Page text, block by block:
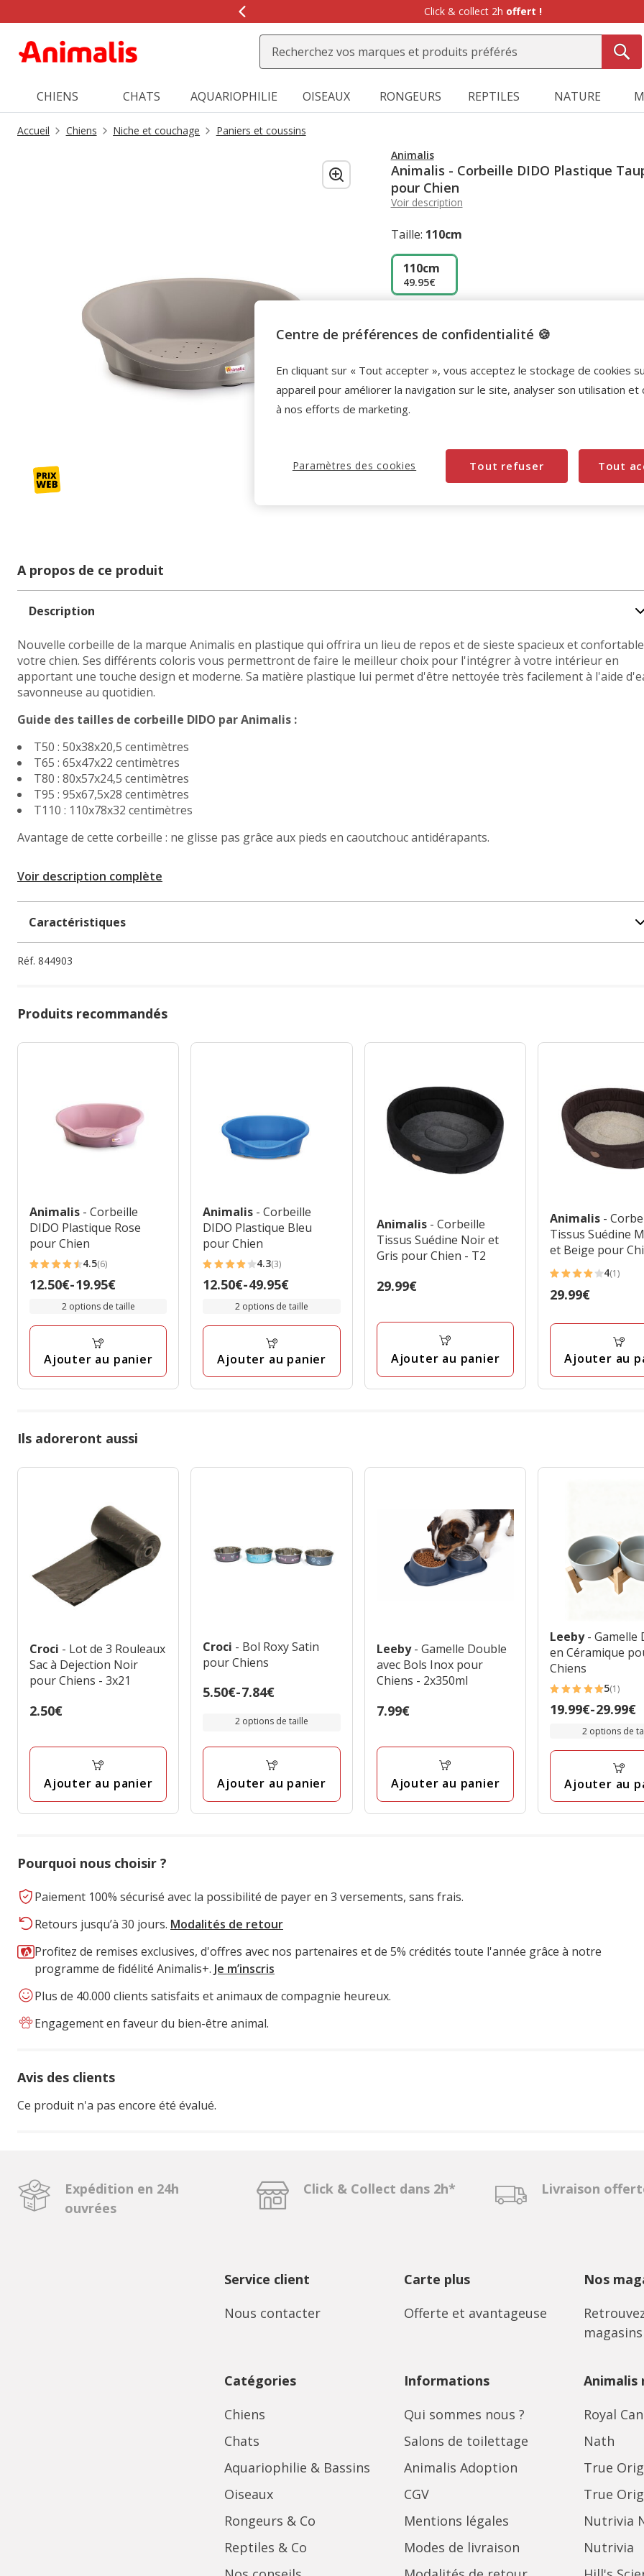
de
message,
Click & collect 2h offert !
CHIENS CHATS AQUARIOPHILIE OISEAUX RONGEURS REPTILES NATURE
Accueil Chiens Niche et couchage
Paniers et coussins
Animalis
Animalis - Corbeille DIDO Plastique
pour Chien
Voir description
Taille: 110cm
110cm
49.95€
A propos de ce produit
Description
Nouvelle corbeille de la marque Animalis en plastique qui offrira un lieu de repos et de sieste spacieux et
votre chien. Ses différents coloris vous permettront de faire le meilleur choix pour l'intégrer à votre intérieur en
apportant une touche design et moderne. Sa matière plastique lui permet d'être nettoyée très facilement à l'aide
savonneuse au quotidien.
Guide des tailles de corbeille DIDO par Animalis :
T50 : 50x38x20,5 centimètres
T65 : 65x47x22 centimètres
T80 : 80x57x24,5 centimètres
T95 : 95x67,5x28 centimètres
T110 : 110x78x32 centimètres
Avantage de cette corbeille : ne glisse pas grâce aux pieds en caoutchouc antidérapants.
Voir description complète
Caractéristiques
Réf. 844903
Produits recommandés
Animalis - Corbeille
DIDO Plastique Rose
pour Chien
4.5
étoiles
6
4.5(6)
Prix
à
19.95€
12.50€-19.95€
2 options de taille
Ajouter au panier
Animalis - Corbeille
DIDO Plastique Bleu
pour Chien
4.3
étoiles
3
4.3(3)
Prix
à
49.95€
12.50€-49.95€
2 options de taille
Ajouter au panier
Animalis - Corbeille
Tissus Suédine Noir et
Gris pour Chien - T2
Prix
29.99€
Ajouter au panier
Animalis -
Tissus Suédine
et Beige pour
4
étoiles
1
4(1)
Prix
29.99€
Ajouter au
Ils adoreront aussi
Croci - Lot de 3 Rouleaux
Sac à Dejection Noir
pour Chiens - 3x21
Prix
2.50€
Ajouter au panier
Croci - Bol Roxy Satin
pour Chiens
Prix
à
5.50€-7.84€
2 options de taille
Ajouter au panier
Leeby- Gamelle Double
avec Bols Inox pour
Chiens - 2x350ml
Prix
7.99€
Ajouter au panier
Leeby- Gamelle
en Céramique
Chiens
5
étoiles
1
5(1)
Prix
à
29.99€
19.99€-29.99€
2 options de
Ajouter au
Pourquoi nous choisir ?
Paiement 100% sécurisé avec la possibilité de payer en 3 versements, sans frais.
Retours jusqu’à 30 jours. Modalités de retour
Profitez de remises exclusives, d'offres avec nos partenaires et de 5% crédités toute l'année grâce à notre
programme de fidélité Animalis+. Je m’inscris
Plus de 40.000 clients satisfaits et animaux de compagnie heureux.
Engagement en faveur du bien-être animal.
Avis des clients
Ce produit n'a pas encore été évalué.
Expédition en 24h
ouvrées
Click & Collect dans 2h* Livraison
Service client
Nous contacter
Carte plus
Offerte et avantageuse
Nos
magasins
Catégories
Chiens
Chats
Aquariophilie & Bassins
Oiseaux
Rongeurs & Co
Reptiles & Co
Informations
Qui sommes nous ?
Salons de toilettage
Animalis Adoption
CGV
Mentions légales
Modes de livraison
Animalis
Royal
Nath
True
True
Nutrivia
Nutrivia
Centre de préférences de confidentialité 🍪
En cliquant sur « Tout accepter », vous acceptez le stockage de cookies
appareil pour améliorer la navigation sur le site, analyser son utilisation et
à nos efforts de marketing.
Tout refuser Tout
Paramètres des cookies